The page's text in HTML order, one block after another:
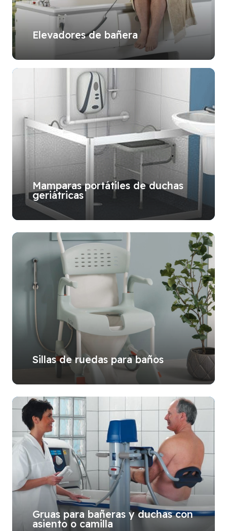
Elevadores de bañera
Mamparas portátiles de duchas
geriátricas
Sillas de ruedas para baños
Gruas para bañeras y duchas con
asiento o camilla